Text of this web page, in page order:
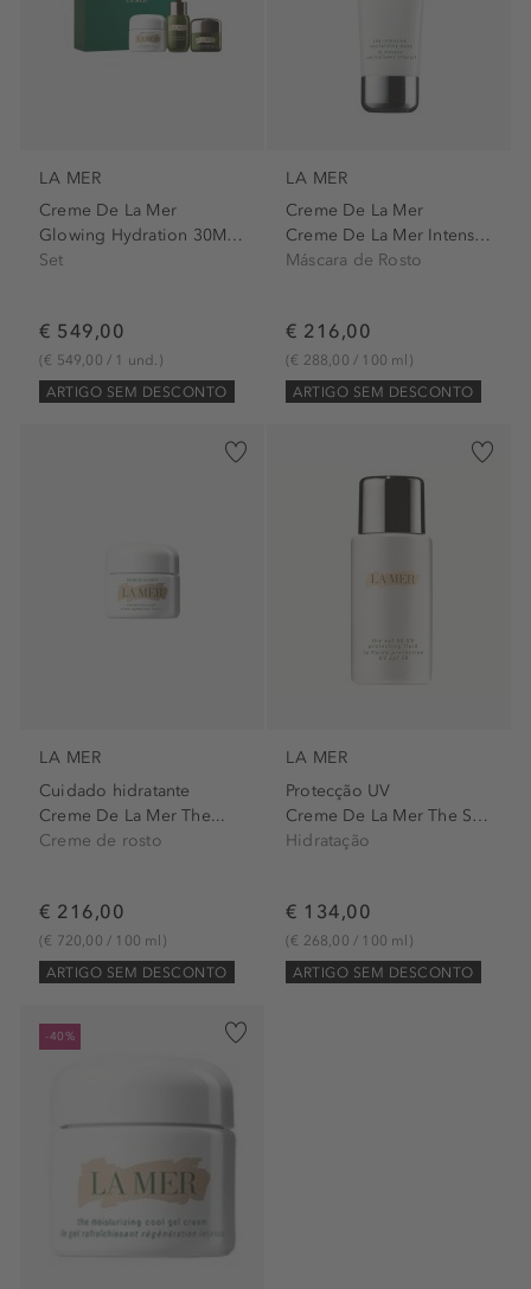
LA MER
Creme De La Mer
Glowing Hydration 30Ml Set
Set
€ 549,00
(€ 549,00 / 1 und.)
ARTIGO SEM DESCONTO
LA MER
Creme De La Mer
Creme De La Mer Intensiv...
Máscara de Rosto
€ 216,00
(€ 288,00 / 100 ml)
ARTIGO SEM DESCONTO
LA MER
Cuidado hidratante
Creme De La Mer The...
Creme de rosto
€ 216,00
(€ 720,00 / 100 ml)
ARTIGO SEM DESCONTO
LA MER
Protecção UV
Creme De La Mer The Spf50...
Hidratação
€ 134,00
(€ 268,00 / 100 ml)
ARTIGO SEM DESCONTO
-40%